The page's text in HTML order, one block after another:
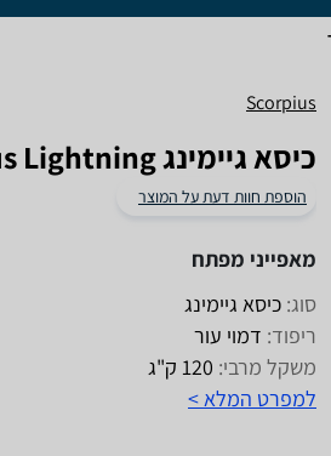
Scorpius
‏כיסא גיימינג Scorpius Lightning
הוספת חוות דעת על המוצר
מאפייני מפתח
סוג: כיסא גיימינג
ריפוד: דמוי עור
משקל מרבי: 120 ק"ג
למפרט המלא >